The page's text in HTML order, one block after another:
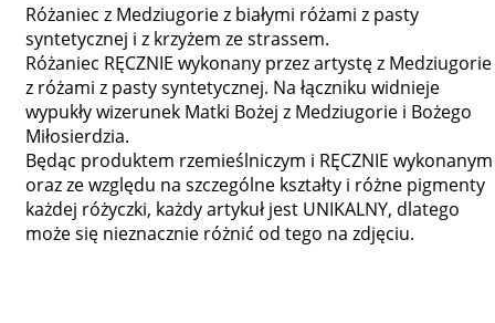
Różaniec z Medziugorie z białymi różami z pasty
syntetycznej i z krzyżem ze strassem.
Różaniec RĘCZNIE wykonany przez artystę z Medziugorie
z różami z pasty syntetycznej. Na łączniku widnieje
wypukły wizerunek Matki Bożej z Medziugorie i Bożego
Miłosierdzia.
Będąc produktem rzemieślniczym i RĘCZNIE wykonanym
oraz ze względu na szczególne kształty i różne pigmenty
każdej różyczki, każdy artykuł jest UNIKALNY, dlatego
może się nieznacznie różnić od tego na zdjęciu.